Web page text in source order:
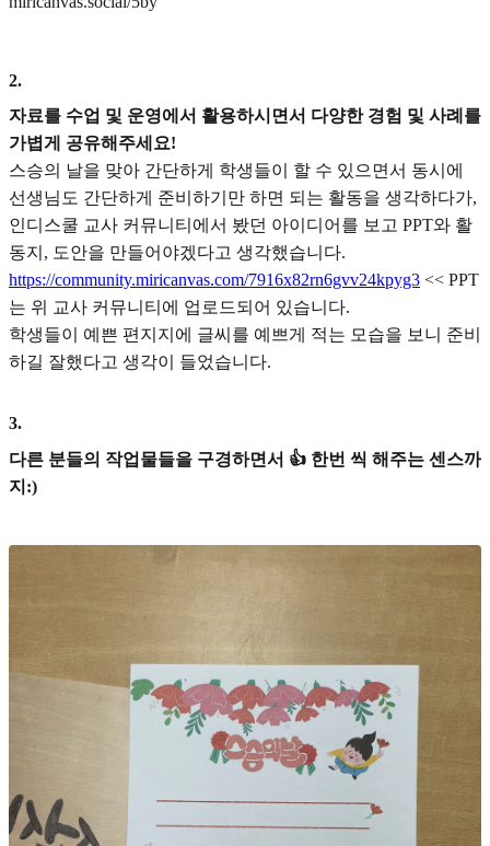
2.
자료를 수업 및 운영에서 활용하시면서 다양한 경험 및 사례를
가볍게 공유해주세요!
스승의 날을 맞아 간단하게 학생들이 할 수 있으면서 동시에
선생님도 간단하게 준비하기만 하면 되는 활동을 생각하다가,
인디스쿨 교사 커뮤니티에서 봤던 아이디어를 보고 PPT와 활
동지, 도안을 만들어야겠다고 생각했습니다.
https://community.miricanvas.com/7916x82rn6gvv24kpyg3 << PPT
는 위 교사 커뮤니티에 업로드되어 있습니다.
학생들이 예쁜 편지지에 글씨를 예쁘게 적는 모습을 보니 준비
하길 잘했다고 생각이 들었습니다.
3.
다른 분들의 작업물들을 구경하면서 👍 한번 씩 해주는 센스까
지:)